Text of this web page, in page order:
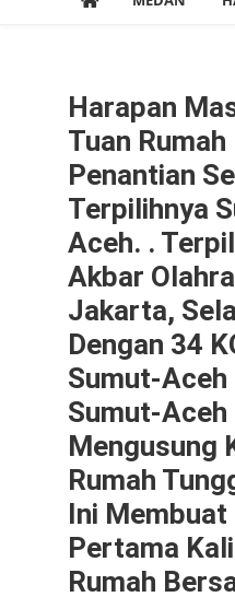
Harapan
Tuan
Penantian
Terpilihnya
Aceh. .
Akbar
Jakarta,
Dengan 34
Sumut-Aceh
Sumut-Aceh
Mengusung
Rumah
Ini
Pertama
Rumah